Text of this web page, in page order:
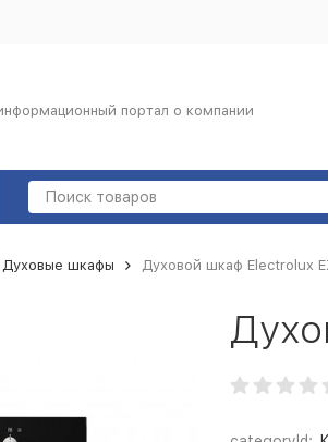
портал о компании
Духовые шкафы Духовой шкаф Electrolux